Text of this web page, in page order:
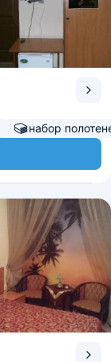
набор